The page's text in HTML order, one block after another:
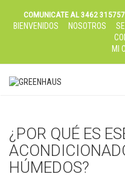
COMUNICATE AL 3462 315757
BIENVENIDOS NOSOTROS
MI
¿POR QUÉ ES
HÚMEDOS?